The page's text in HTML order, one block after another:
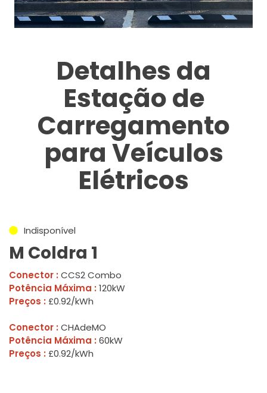
Detalhes da
Estação de
Carregamento
para Veículos
Elétricos
Indisponível
M Coldra 1
Conector : CCS2 Combo
Potência Máxima : 120kW
Preços : £0.92/kWh
Conector : CHAdeMO
Potência Máxima : 60kW
Preços : £0.92/kWh